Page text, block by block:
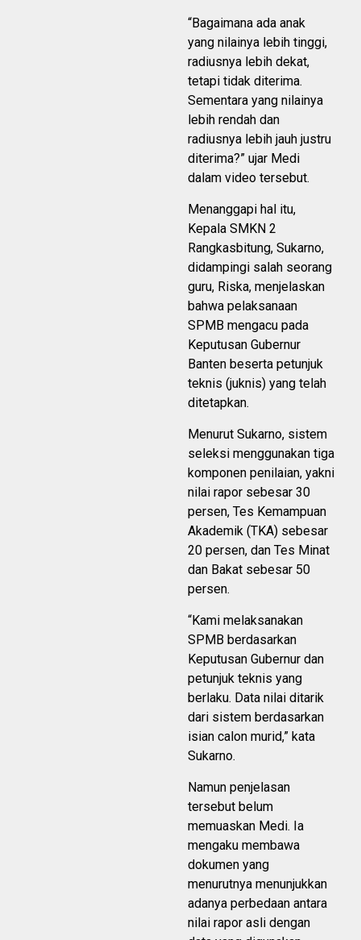
“Bagaimana ada anak
yang nilainya lebih tinggi,
radiusnya lebih dekat,
tetapi tidak diterima.
Sementara yang nilainya
lebih rendah dan
radiusnya lebih jauh justru
diterima?” ujar Medi
dalam video tersebut.
Menanggapi hal itu,
Kepala SMKN 2
Rangkasbitung, Sukarno,
didampingi salah seorang
guru, Riska, menjelaskan
bahwa pelaksanaan
SPMB mengacu pada
Keputusan Gubernur
Banten beserta petunjuk
teknis (juknis) yang telah
ditetapkan.
Menurut Sukarno, sistem
seleksi menggunakan tiga
komponen penilaian, yakni
nilai rapor sebesar 30
persen, Tes Kemampuan
Akademik (TKA) sebesar
20 persen, dan Tes Minat
dan Bakat sebesar 50
persen.
“Kami melaksanakan
SPMB berdasarkan
Keputusan Gubernur dan
petunjuk teknis yang
berlaku. Data nilai ditarik
dari sistem berdasarkan
isian calon murid,” kata
Sukarno.
Namun penjelasan
tersebut belum
memuaskan Medi. Ia
mengaku membawa
dokumen yang
menurutnya menunjukkan
adanya perbedaan antara
nilai rapor asli dengan